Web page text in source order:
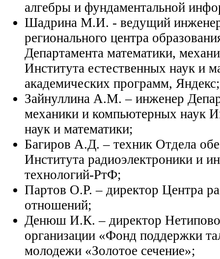
алгебры и фундаментальной
Шадрина М.И. - ведущий инженер
регионального центра
Департамента математики,
Института естественных наук и
академических программ, Яндекс;
Зайнуллина А.М. – инженер
механики и компьютерных наук
наук и математики;
Багиров А.Д. – техник Отдела
Института радиоэлектроники и
технологий-РтФ;
Партов О.Р. – директор Центра
отношений;
Денюш И.К. – директор
организации «Фонд поддержки
молодежи «Золотое сечение»;